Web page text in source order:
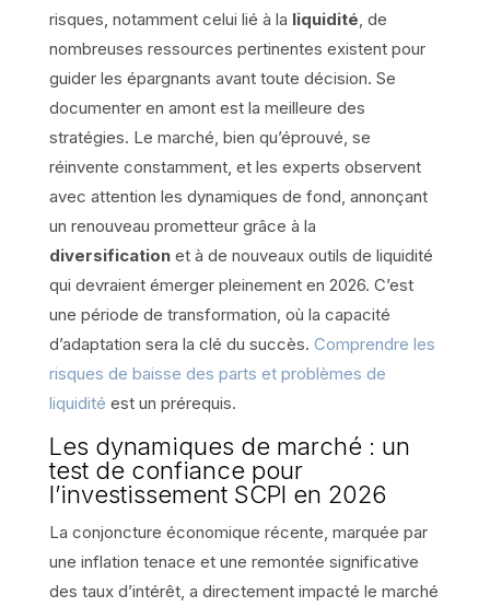
risques, notamment celui lié à la liquidité , de
nombreuses ressources pertinentes existent pour
guider les épargnants avant toute décision. Se
documenter en amont est la meilleure des
stratégies. Le marché, bien qu’éprouvé, se
réinvente constamment, et les experts observent
avec attention les dynamiques de fond, annonçant
un renouveau prometteur grâce à la
diversificationet à de nouveaux outils de liquidité
qui devraient émerger pleinement en 2026. C’est
une période de transformation, où la capacité
d’adaptation sera la clé du succès. Comprendre les
risques de baisse des parts et problèmes de
liquidité est un prérequis.
Les dynamiques de marché : un
test de confiance pour
l’investissement SCPI en 2026
La conjoncture économique récente, marquée par
une inflation tenace et une remontée significative
des taux d’intérêt, a directement impacté le marché